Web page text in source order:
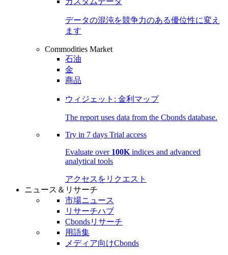
データの混沌を競争力のある優位性に変え
ます
Commodities Market
石油
金
商品
ウィジェット: 金利マップ
The report uses data from the Cbonds database.
Try in 7 days Trial access
Evaluate over 100K indices and advanced
analytical tools
アクセスをリクエスト
ニュース＆リサーチ
市場ニュース
リサーチハブ
Cbondsリサーチ
用語集
メディア向けCbonds